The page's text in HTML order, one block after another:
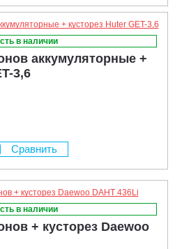
в наличии
аккумуляторные +
3,6
Сравнить
в наличии
+ кусторез Daewoo